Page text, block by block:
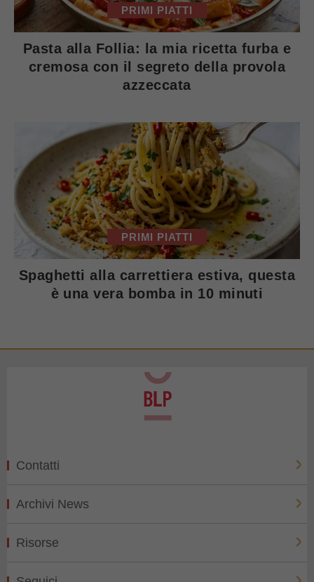
PRIMI PIATTI
Pasta alla Follia: la mia ricetta furba e
cremosa con il segreto della provola
azzeccata
PRIMI PIATTI
Spaghetti alla carrettiera estiva, questa
è una vera bomba in 10 minuti
Contatti
Archivi News
Risorse